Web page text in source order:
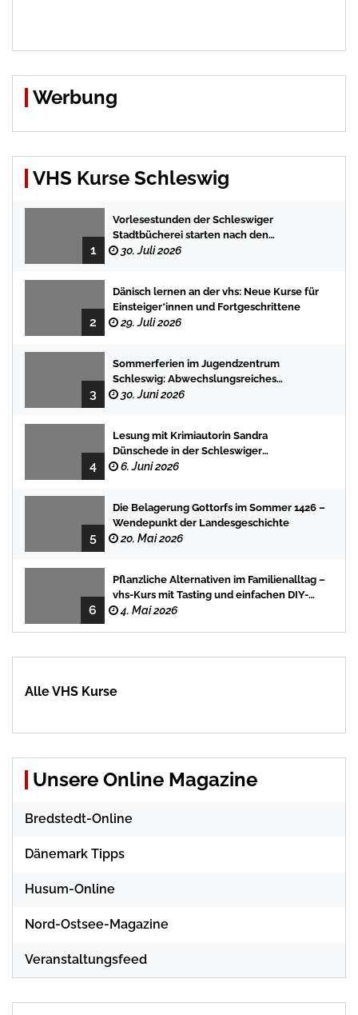
Werbung
VHS Kurse Schleswig
1
Vorlesestunden der Schleswiger
Stadtbücherei starten nach den
Sommerferien mit spannenden
30. Juli 2026
2
Dänisch lernen an der vhs: Neue Kurse für
Einsteiger*innen und Fortgeschrittene
29. Juli 2026
3
Sommerferien im Jugendzentrum
Schleswig: Abwechslungsreiches
Programm für Kinder und Jugendliche
30. Juni 2026
4
Lesung mit Krimiautorin Sandra
Dünschede in der Schleswiger
Stadtbücherei
6. Juni 2026
5
Die Belagerung Gottorfs im Sommer 1426 –
Wendepunkt der Landesgeschichte
20. Mai 2026
6
Pflanzliche Alternativen im Familienalltag –
vhs-Kurs mit Tasting und einfachen DIY-
Rezepten
4. Mai 2026
Alle VHS Kurse
Unsere Online Magazine
Bredstedt-Online
Dänemark Tipps
Husum-Online
Nord-Ostsee-Magazine
Veranstaltungsfeed